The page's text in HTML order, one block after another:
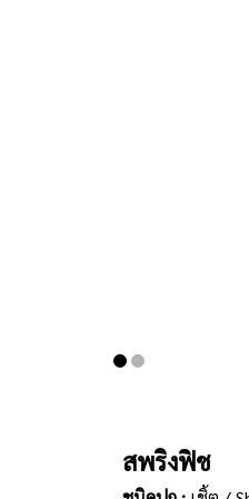
สพริงฟิช